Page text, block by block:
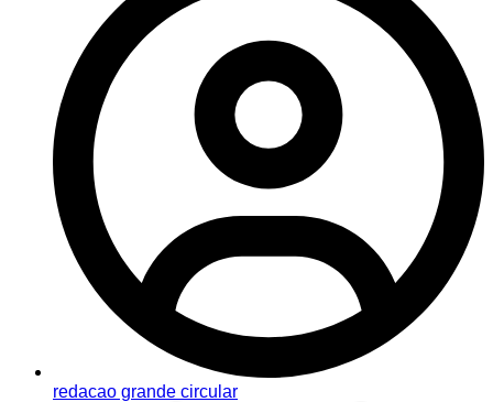
redacao grande circular